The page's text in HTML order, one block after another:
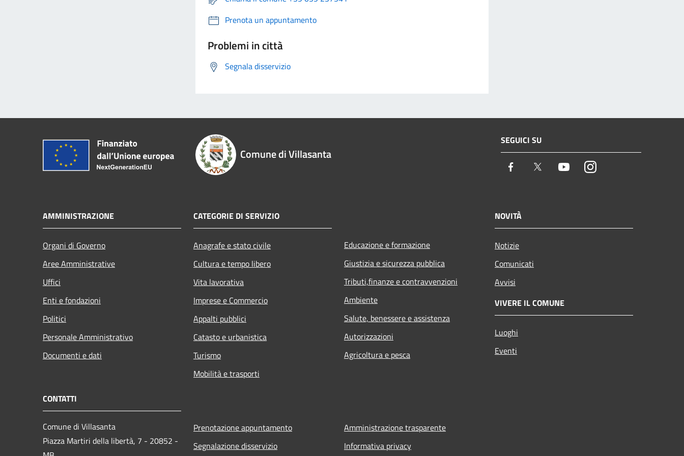
Prenota un appuntamento
Problemi in città
Segnala disservizio
Comune di Villasanta
SEGUICI SU
Facebook Twitter YoutubeInstagram
AMMINISTRAZIONE
Organi di Governo
Aree Amministrative
Uffici
Enti e fondazioni
Politici
Personale Amministrativo
Documenti e dati
CATEGORIE DI SERVIZIO
Anagrafe e stato civile
Cultura e tempo libero
Vita lavorativa
Imprese e Commercio
Appalti pubblici
Catasto e urbanistica
Turismo
Mobilità e trasporti
Educazione e formazione
Giustizia e sicurezza pubblica
Tributi,finanze e contravvenzioni
Ambiente
Salute, benessere e assistenza
Autorizzazioni
Agricoltura e pesca
NOVITÀ
Notizie
Comunicati
Avvisi
VIVERE IL COMUNE
Luoghi
Eventi
CONTATTI
Comune di Villasanta
Piazza Martiri della libertà, 7 - 20852 -
Prenotazione appuntamento
Segnalazione disservizio
Amministrazione trasparente
Informativa privacy